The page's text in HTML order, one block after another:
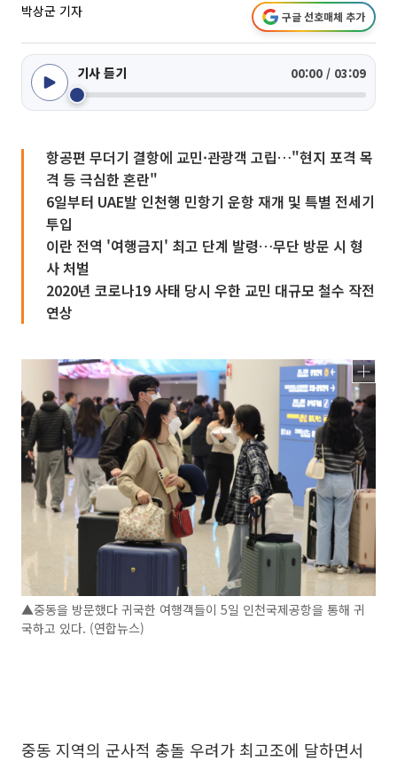
박상군 기자 구글 선호매체 추가
기사 듣기 00:00 / 03:09
항공편 무더기 결항에 교민·관광객 고립…"현지 포격 목
격 등 극심한 혼란"
6일부터 UAE발 인천행 민항기 운항 재개 및 특별 전세기
투입
이란 전역 '여행금지' 최고 단계 발령…무단 방문 시 형
사 처벌
2020년 코로나19 사태 당시 우한 교민 대규모 철수 작전
연상
▲중동을 방문했다 귀국한 여행객들이 5일 인천국제공항을 통해 귀
국하고 있다. (연합뉴스)
중동 지역의 군사적 충돌 우려가 최고조에 달하면서